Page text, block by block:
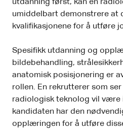
utdanning først, kan en
umiddelbart demonstrere at
kvalifikasjonene for å utføre
Spesifikk utdanning og
bildebehandling,
anatomisk posisjonering er
rollen. En rekrutterer som
radiologisk teknolog vil være
kandidaten har den
opplæringen for å utføre